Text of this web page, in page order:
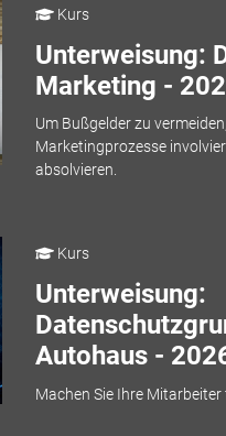
Kurs
Unterweisung:
Marketing -
Um Bußgelder zu
Marketingprozesse
absolvieren.
Kurs
Unterweisung:
Autohaus -
Machen Sie Ihre